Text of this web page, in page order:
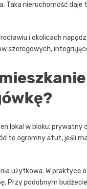
Taka nieruchomość
i okolicach
szeregowych,
lokal w bloku:
to ogromny atut, jeśli
użytkowa. W praktyce
Przy podobnym